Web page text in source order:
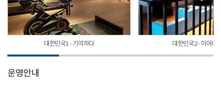
대한민국1 - 기억하다 대한민국2 - 이어나
운영안내